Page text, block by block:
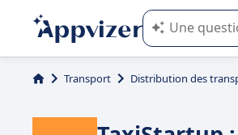
L'IA de
Transport Distribution des